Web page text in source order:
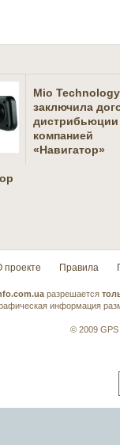
Mio Technology
заключила
дистрибьюции
компанией
«Навигатор»
проекте Правила
разрешается
информация
© 2009 GPS